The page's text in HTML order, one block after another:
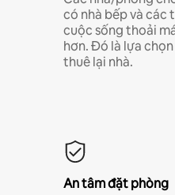
có nhà bếp và các
cuộc sống thoải
hơn. Đó là lựa
thuê lại nhà.
An tâm đặt phòng